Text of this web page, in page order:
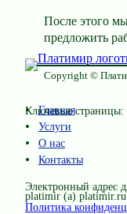
После этого
предложить
Copyright ©
Ключевые страницы:
Главная
Услуги
О нас
Контакты
Электронный адрес
platimir (a) platimir.ru
Политика